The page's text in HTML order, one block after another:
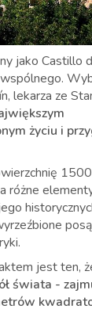
jako Castillo
lekarza ze
życiu i
różne
jest ten,
świata -